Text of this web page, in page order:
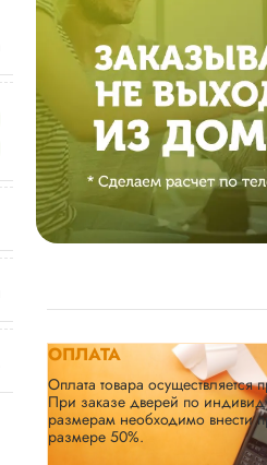
ОПЛАТА
Оплата товара осуществляется
При заказе дверей по
размерам необходимо внести
размере 50%.